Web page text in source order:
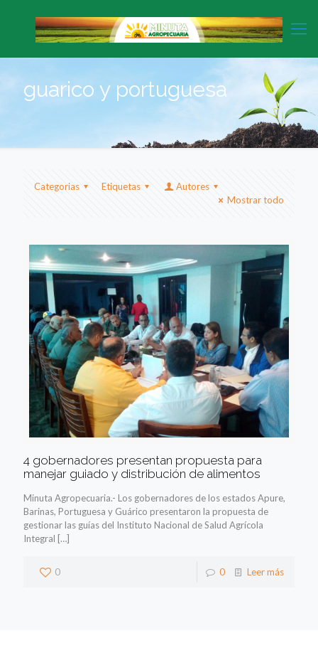
guarico y portuguesa
Categorias Etiquetas
Autores
Mostrar todo
4 gobernadores presentan propuesta para
manejar guiado y distribución de alimentos
Minuta Agropecuaria.- Los gobernadores de los estados Apure,
Barinas, Portuguesa y Guárico presentaron la propuesta de
gestionar las guías del Instituto Nacional de Salud Agrícola
Integral […]
0 0 Leer más